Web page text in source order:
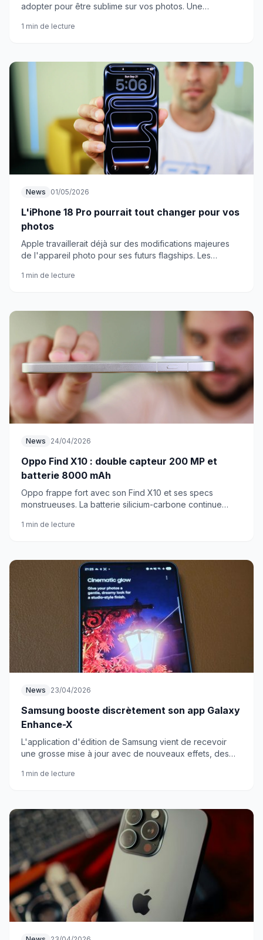
adopter pour être sublime sur vos photos. Une
fade.
1 min de lecture
News 01/05/2026
L'iPhone 18 Pro pourrait tout changer pour vos
photos
Apple travaillerait déjà sur des modifications majeures
de l'appareil photo pour ses futurs flagships. Les
1 min de lecture
News 24/04/2026
Oppo Find X10 : double capteur 200 MP et
batterie 8000 mAh
Oppo frappe fort avec son Find X10 et ses specs
monstrueuses. La batterie silicium-carbone continue
1 min de lecture
News 23/04/2026
Samsung booste discrètement son app Galaxy
Enhance-X
L'application d'édition de Samsung vient de recevoir
une grosse mise à jour avec de nouveaux effets, des
belle surprise !
1 min de lecture